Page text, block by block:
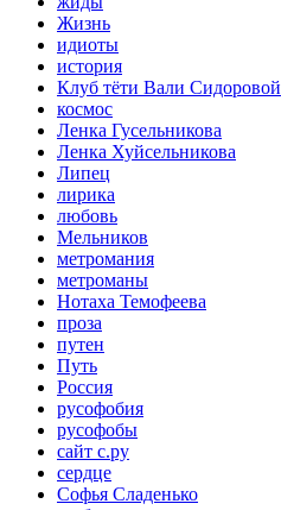
Жизнь
идиоты
история
Клуб тёти Вали Сидоровой
космос
Ленка Гусельникова
Ленка Хуйсельникова
Липец
лирика
любовь
Мельников
метромания
метроманы
Нотаха Темофеева
проза
путен
Путь
Россия
русофобия
русофобы
сайт с.ру
сердце
Софья Сладенько